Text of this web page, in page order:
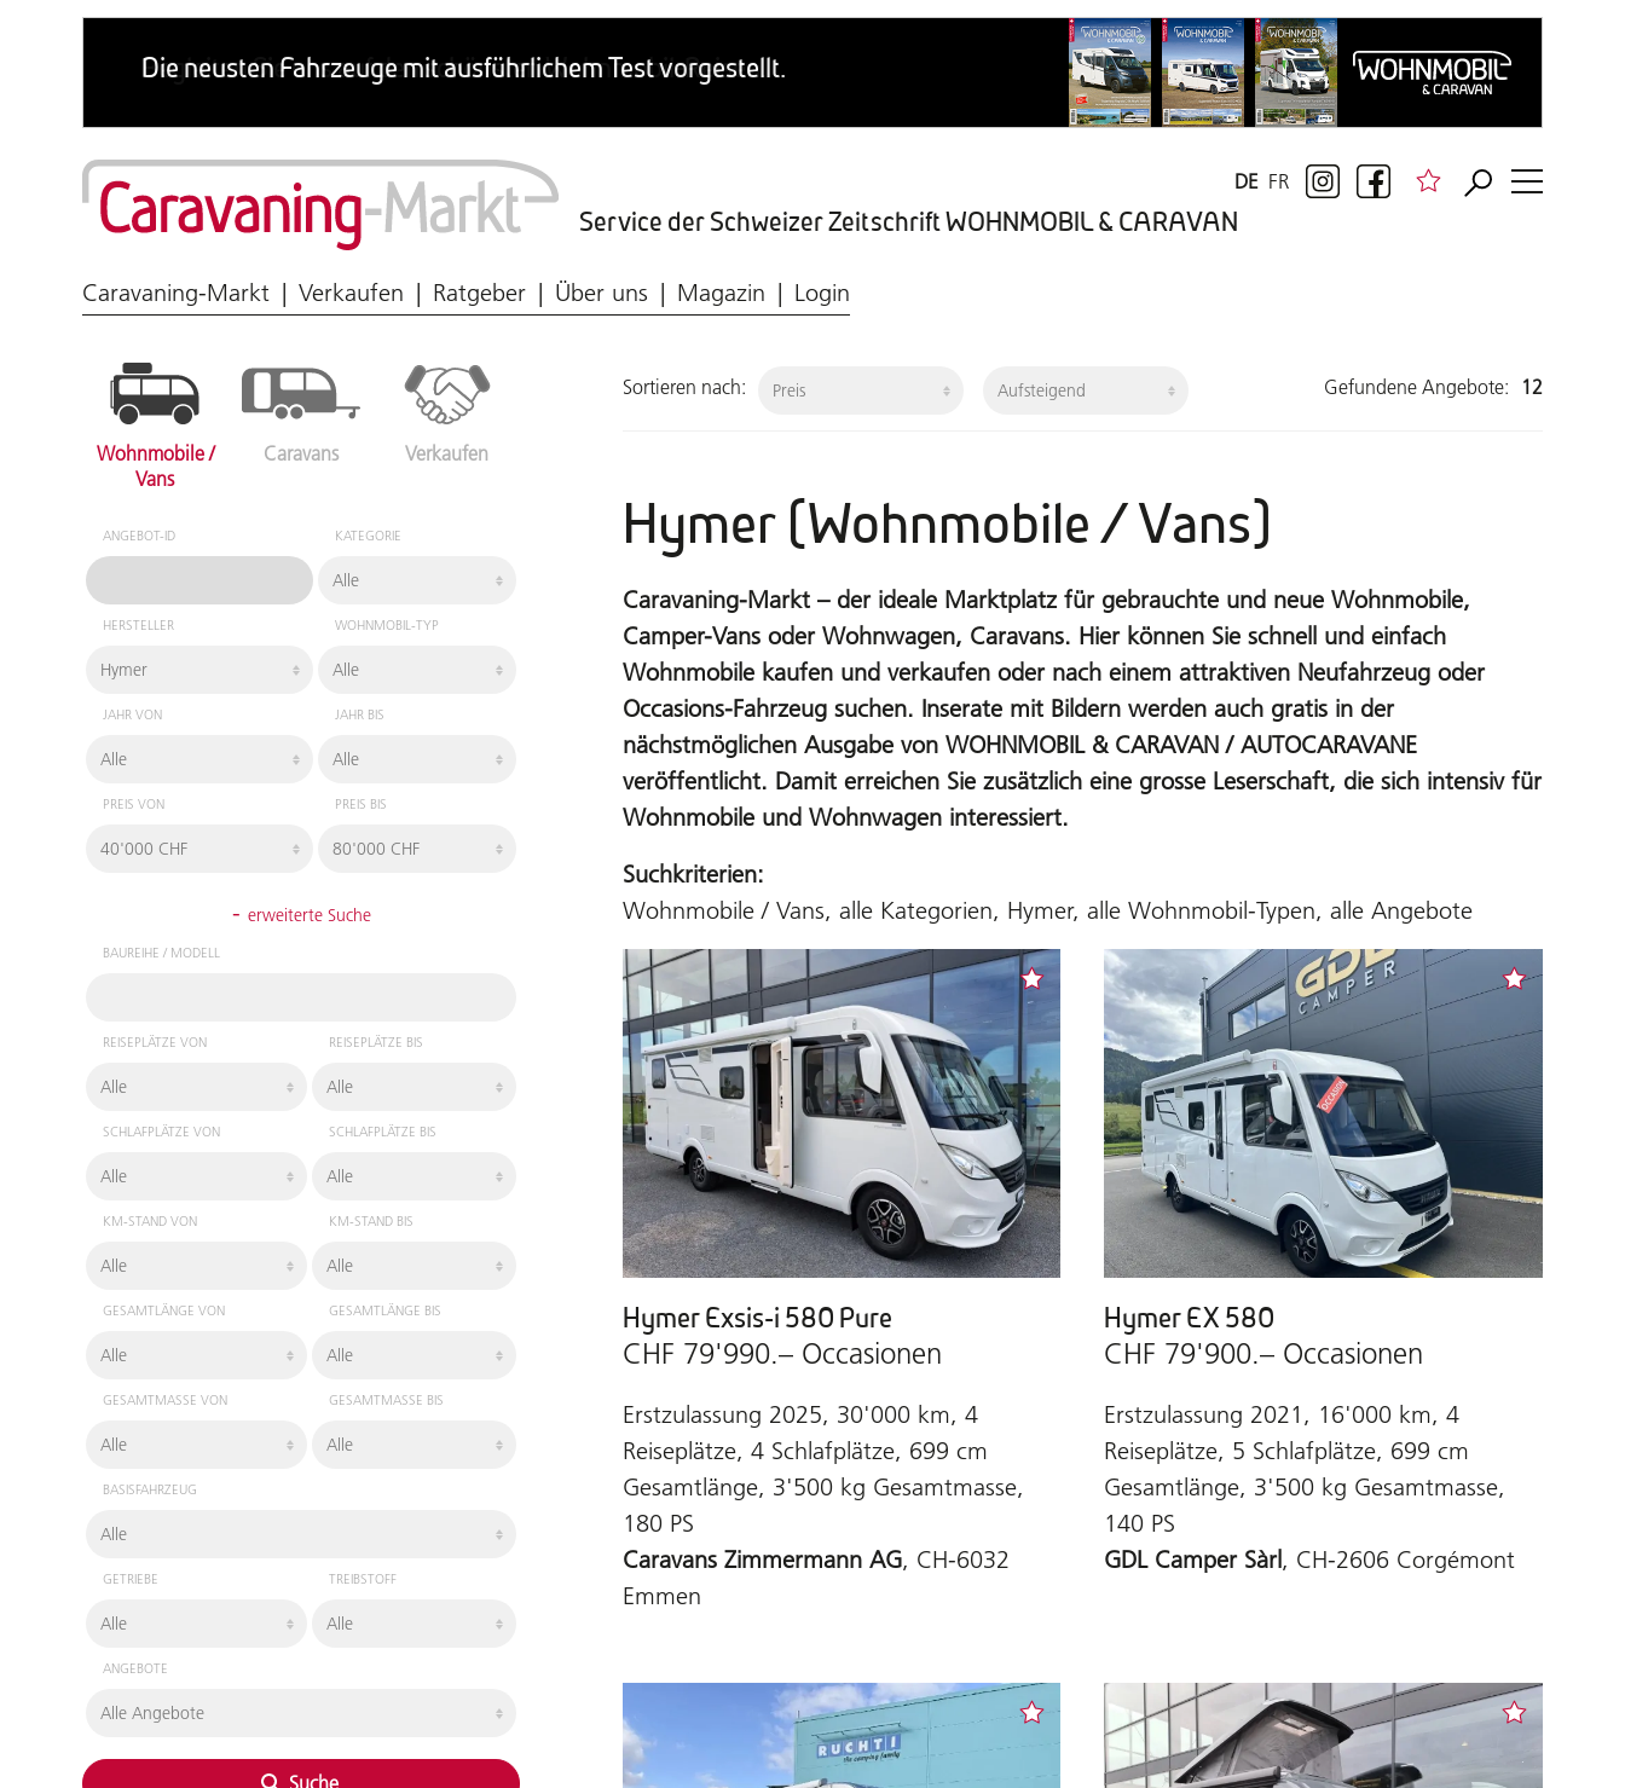
Service der Schweizer Zeitschrift WOHNMOBIL & CARAVAN
FR
DE
Caravaning-Markt Verkaufen Ratgeber Über uns Magazin Login
Wohnmobile /
Vans
Caravans Verkaufen
ANGEBOT-ID KATEGORIE
HERSTELLER WOHNMOBIL-TYP
JAHR VON JAHR BIS
PREIS VON PREIS BIS
- erweiterte Suche
BAUREIHE / MODELL
REISEPLÄTZE VON REISEPLÄTZE BIS
SCHLAFPLÄTZE VON SCHLAFPLÄTZE BIS
KM-STAND VON KM-STAND BIS
GESAMTLÄNGE VON GESAMTLÄNGE BIS
GESAMTMASSE VON GESAMTMASSE BIS
BASISFAHRZEUG
GETRIEBE TREIBSTOFF
ANGEBOTE
Sortieren nach: Gefundene Angebote: 12
Hymer (Wohnmobile / Vans)
Caravaning-Markt – der ideale Marktplatz für gebrauchte und neue Wohnmobile,
Camper-Vans oder Wohnwagen, Caravans. Hier können Sie schnell und einfach
Wohnmobile kaufen und verkaufen oder nach einem attraktiven Neufahrzeug oder
Occasions-Fahrzeug suchen. Inserate mit Bildern werden auch gratis in der
nächstmöglichen Ausgabe von WOHNMOBIL & CARAVAN / AUTOCARAVANE
veröffentlicht. Damit erreichen Sie zusätzlich eine grosse Leserschaft, die sich intensiv für
Wohnmobile und Wohnwagen interessiert.
Suchkriterien:
Wohnmobile / Vans, alle Kategorien, Hymer, alle Wohnmobil-Typen, alle Angebote
Hymer Exsis-i 580 Pure
CHF 79'990.– Occasionen
Erstzulassung 2025, 30'000 km, 4
Reiseplätze, 4 Schlafplätze, 699 cm
Gesamtlänge, 3'500 kg Gesamtmasse,
180 PS
Caravans Zimmermann AG, CH-6032
Emmen
Hymer EX 580
CHF 79'900.– Occasionen
Erstzulassung 2021, 16'000 km, 4
Reiseplätze, 5 Schlafplätze, 699 cm
Gesamtlänge, 3'500 kg Gesamtmasse,
140 PS
GDL Camper Sàrl, CH-2606 Corgémont